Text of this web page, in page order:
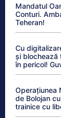
Mandatul
Conturi.
Teheran!
Cu
și blochează
în pericol!
Operațiunea
de Bolojan
trainice cu